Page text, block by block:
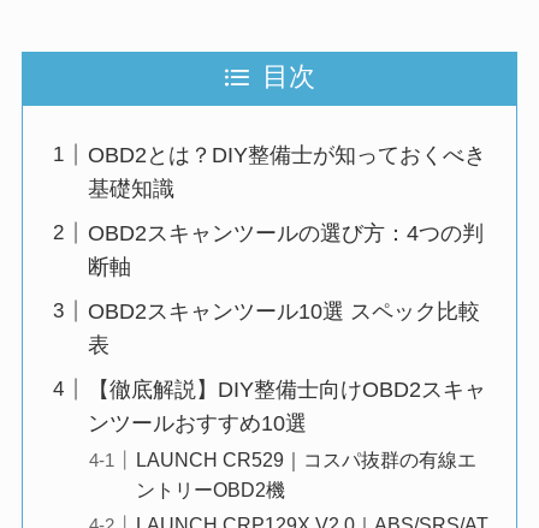
目次
OBD2とは？DIY整備士が知っておくべき
基礎知識
OBD2スキャンツールの選び方：4つの判
断軸
OBD2スキャンツール10選 スペック比較
表
【徹底解説】DIY整備士向けOBD2スキャ
ンツールおすすめ10選
LAUNCH CR529｜コスパ抜群の有線エ
ントリーOBD2機